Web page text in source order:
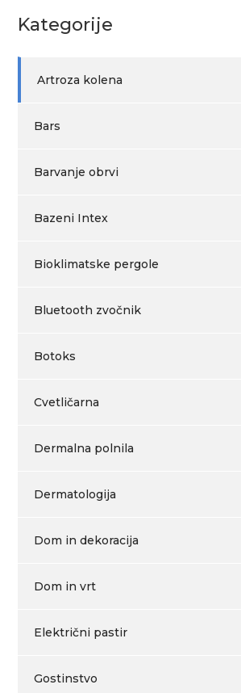
Kategorije
Artroza kolena
Bars
Barvanje obrvi
Bazeni Intex
Bioklimatske pergole
Bluetooth zvočnik
Botoks
Cvetličarna
Dermalna polnila
Dermatologija
Dom in dekoracija
Dom in vrt
Električni pastir
Gostinstvo